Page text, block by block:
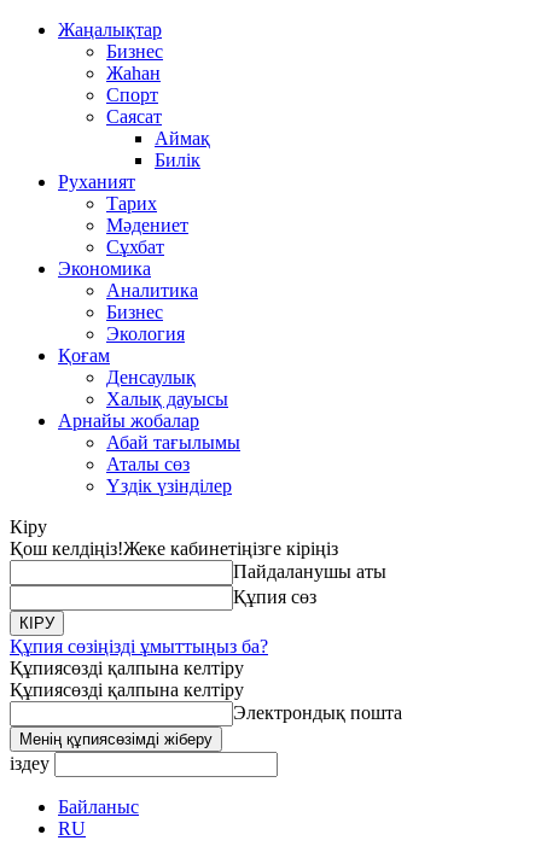
Жаңалықтар
Бизнес
Жаһан
Спорт
Саясат
Аймақ
Билік
Руханият
Тарих
Мәдениет
Сұхбат
Экономика
Аналитика
Бизнес
Экология
Қоғам
Денсаулық
Халық дауысы
Арнайы жобалар
Абай тағылымы
Аталы сөз
Үздік үзінділер
Кіру
Қош келдіңіз!Жеке кабинетіңізге кіріңіз
Пайдаланушы аты
Құпия сөз
Құпия сөзіңізді ұмыттыңыз ба?
Құпиясөзді қалпына келтіру
Құпиясөзді қалпына келтіру
Электрондық пошта
іздеу
Байланыс
RU